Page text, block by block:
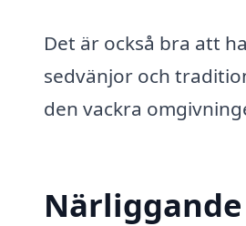
Det är också bra att
sedvänjor och
den vackra